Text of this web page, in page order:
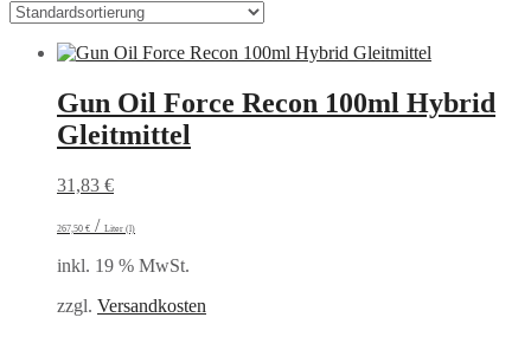
Gun Oil Force Recon 100ml Hybrid
Gleitmittel
31,83 €
267,50 € / Liter (l)
inkl. 19 % MwSt.
zzgl. Versandkosten